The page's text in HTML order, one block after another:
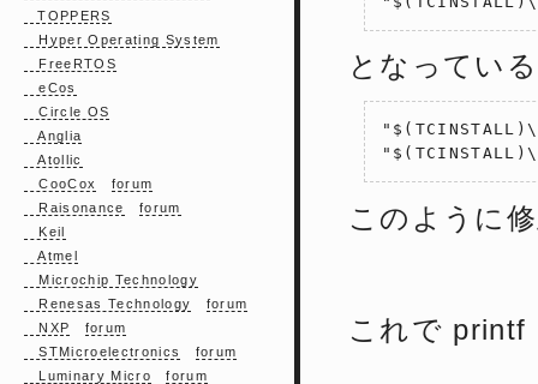
TOPPERS
Hyper Operating System
FreeRTOS
eCos
Circle OS
Anglia
Atollic
CooCox
forum
Raisonance
forum
Keil
Atmel
Microchip Technology
Renesas Technology
forum
NXP
forum
STMicroelectronics
forum
Luminary Micro
forum
となってい
このように
これで printf